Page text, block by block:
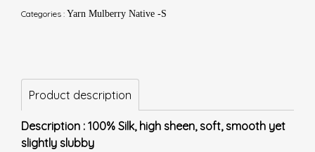
Categories : Yarn Mulberry Native -S
Product description
Description : 100% Silk, high sheen, soft, smooth yet
slightly slubby